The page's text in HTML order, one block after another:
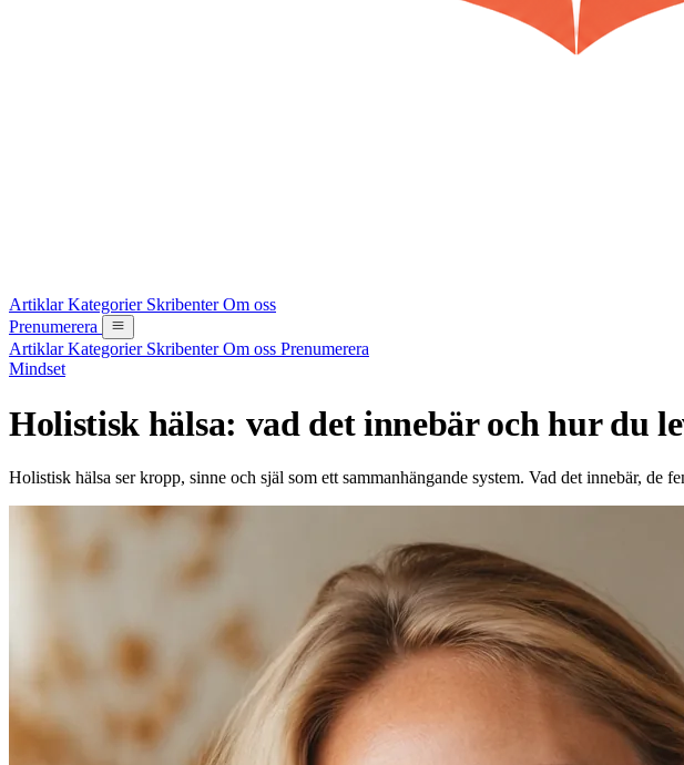
ArtiklarKategorier SkribenterOm oss
Prenumerera
ArtiklarKategorier SkribenterOm oss Prenumerera
Mindset
Holistisk hälsa: vad det innebär och hur du
Holistisk hälsa ser kropp, sinne och själ som ett sammanhängande system. Vad det innebär, de